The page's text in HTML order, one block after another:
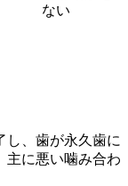
ない
し、歯が永久歯に
主に悪い噛み合わ